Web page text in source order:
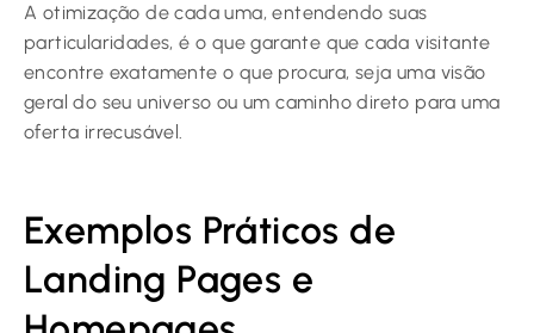
A otimização de cada uma, entendendo suas
particularidades, é o que garante que cada visitante
encontre exatamente o que procura, seja uma visão
geral do seu universo ou um caminho direto para uma
oferta irrecusável.
Exemplos Práticos de
Landing Pages e